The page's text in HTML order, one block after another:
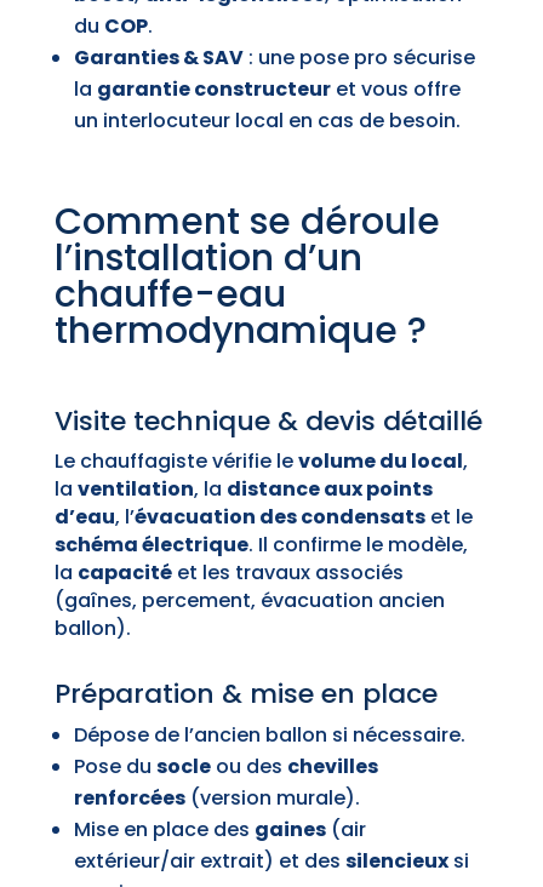
du COP.
Garanties & SAV: une pose pro sécurise
la garantie constructeuret vous offre
un interlocuteur local en cas de besoin.
Comment se déroule
l’installation d’un
chauffe-eau
thermodynamique ?
Visite technique & devis détaillé
Le chauffagiste vérifie levolume du local,
la ventilation, la distance aux points
d’eau, l’évacuation des condensatset le
schéma électrique. Il confirme le modèle,
la capacitéet les travaux associés
(gaînes, percement, évacuation ancien
ballon).
Préparation & mise en place
Dépose de l’ancien ballon si nécessaire.
Pose du socleou des chevilles
renforcées(version murale).
Mise en place des gaines(air
extérieur/air extrait) et des silencieuxsi